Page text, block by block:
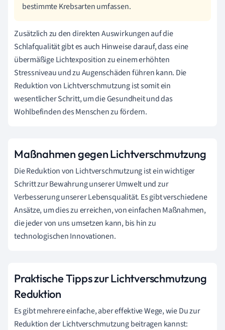
bestimmte Krebsarten umfassen.
Zusätzlich zu den direkten Auswirkungen auf die
Schlafqualität gibt es auch Hinweise darauf, dass eine
übermäßige Lichtexposition zu einem erhöhten
Stressniveau und zu Augenschäden führen kann. Die
Reduktion von Lichtverschmutzung ist somit ein
wesentlicher Schritt, um die Gesundheit und das
Wohlbefinden des Menschen zu fördern.
Maßnahmen gegen Lichtverschmutzung
Die Reduktion von Lichtverschmutzung ist ein wichtiger
Schritt zur Bewahrung unserer Umwelt und zur
Verbesserung unserer Lebensqualität. Es gibt verschiedene
Ansätze, um dies zu erreichen, von einfachen Maßnahmen,
die jeder von uns umsetzen kann, bis hin zu
technologischen Innovationen.
Praktische Tipps zur Lichtverschmutzung
Reduktion
Es gibt mehrere einfache, aber effektive Wege, wie Du zur
Reduktion der Lichtverschmutzung beitragen kannst: